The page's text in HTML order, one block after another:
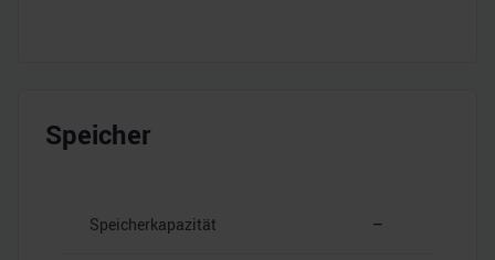
Speicher
Speicherkapazität –